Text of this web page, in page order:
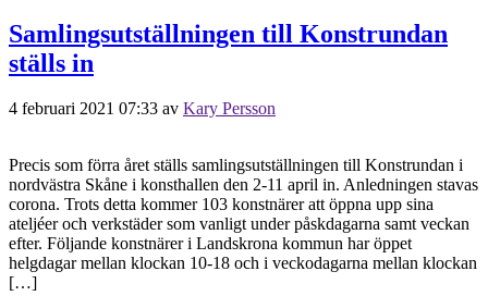
Samlingsutställningen till Konstrundan
ställs in
4 februari 2021 07:33 av Kary Persson
Precis som förra året ställs samlingsutställningen till Konstrundan i
nordvästra Skåne i konsthallen den 2-11 april in. Anledningen stavas
corona. Trots detta kommer 103 konstnärer att öppna upp sina
ateljéer och verkstäder som vanligt under påskdagarna samt veckan
efter. Följande konstnärer i Landskrona kommun har öppet
helgdagar mellan klockan 10-18 och i veckodagarna mellan klockan
[…]